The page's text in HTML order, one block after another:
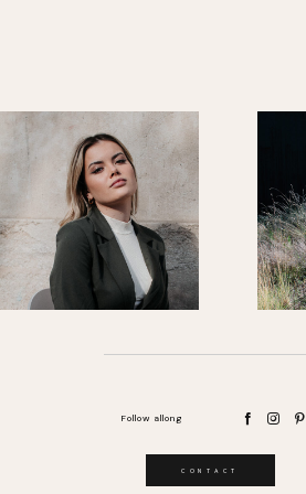
Follow allong
CONTACT